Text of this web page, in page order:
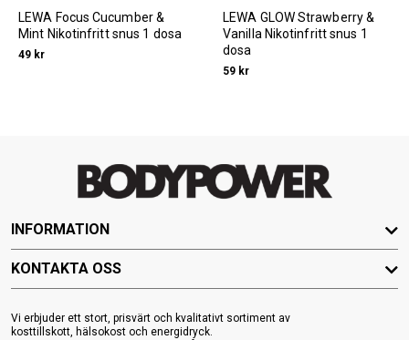
LEWA Focus Cucumber &
Mint Nikotinfritt snus 1 dosa
49 kr
LEWA GLOW Strawberry &
Vanilla Nikotinfritt snus 1
dosa
59 kr
Vi erbjuder ett stort, prisvärt och kvalitativt sortiment av
kosttillskott, hälsokost och energidryck.
INFORMATION
KONTAKTA OSS